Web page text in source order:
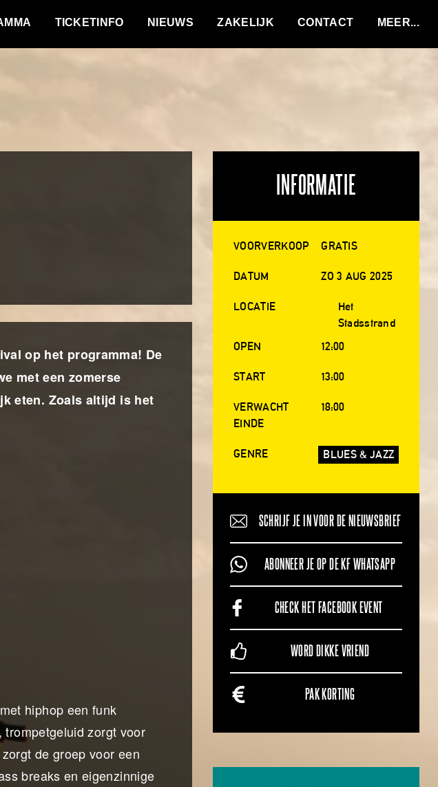
TICKETINFO NIEUWS ZAKELIJK CONTACT
op het programma! De
met een zomerse
eten. Zoals altijd is het
hiphop een funk
zorgt voor
de groep voor een
breaks en eigenzinnige
INFORMATIE
VOORVERKOOP GRATIS
DATUM ZO 3 AUG 2025
LOCATIE
Het
Stadsstrand
OPEN
12:00
START 13:00
VERWACHT
EINDE
18:00
GENRE BLUES & JAZZ
SCHRIJF JE IN VOOR DE NIEUWSBRIEF
ABONNEER JE OP DE KF WHATSAPP
CHECK HET FACEBOOK EVENT
WORD DIKKE VRIEND
PAK KORTING